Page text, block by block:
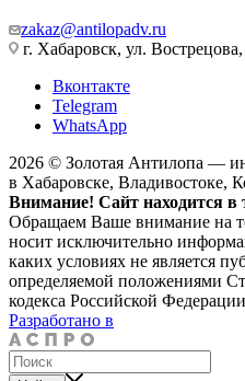
zakaz@antilopadv.ru
г. Хабаровск, ул.
Вконтакте
Telegram
WhatsApp
2026 © Золотая Антилопа —
в Хабаровске, Владивостоке,
Внимание! Сайт находится в
Обращаем Ваше внимание на
носит исключительно
каких условиях не является
определяемой положениями
кодекса Российской
Разработано в